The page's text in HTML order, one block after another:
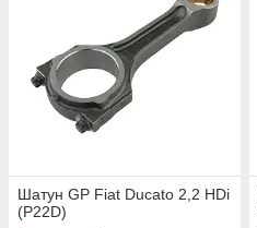
Шатун GP Fiat Ducato 2,2 HDi
(P22D)